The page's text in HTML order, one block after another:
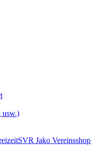
usw.)
SVR Jako